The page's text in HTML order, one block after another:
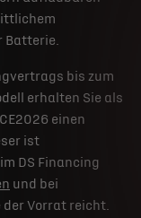
Batterie.
bis zum
erhalten Sie als
einen
ist
DS Financing
und bei
Vorrat reicht.